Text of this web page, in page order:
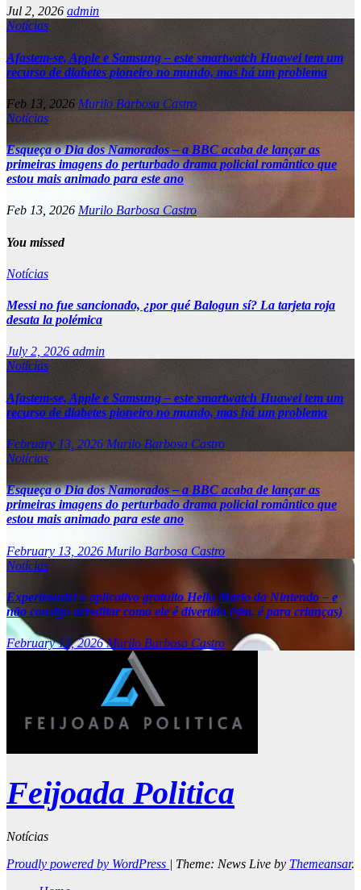
Jul 2, 2026 admin
Notícias
Afastem-se, Apple e Samsung – este smartwatch Huawei tem um
recurso de diabetes pioneiro no mundo, mas há um problema
Feb 13, 2026 Murilo Barbosa Castro
Notícias
Esqueça o Dia dos Namorados – a BBC acaba de lançar as
primeiras imagens do perturbado drama policial romântico que
estou mais animado para este ano
Feb 13, 2026 Murilo Barbosa Castro
You missed
Notícias
Messi no fue sancionado, ¿por qué Balogun sí? La tarjeta roja
desata la polémica
July 2, 2026 admin
Notícias
Afastem-se, Apple e Samsung – este smartwatch Huawei tem um
recurso de diabetes pioneiro no mundo, mas há um problema
February 13, 2026 Murilo Barbosa Castro
Notícias
Esqueça o Dia dos Namorados – a BBC acaba de lançar as
primeiras imagens do perturbado drama policial romântico que
estou mais animado para este ano
February 13, 2026 Murilo Barbosa Castro
Notícias
Experimentei o aplicativo gratuito Hello Mario da Nintendo – e
não consigo acreditar como ele é divertido (sim, é para crianças)
February 13, 2026Murilo Barbosa Castro
Feijoada Politica
Notícias
Proudly powered by WordPress | Theme: News Live by Themeansar.